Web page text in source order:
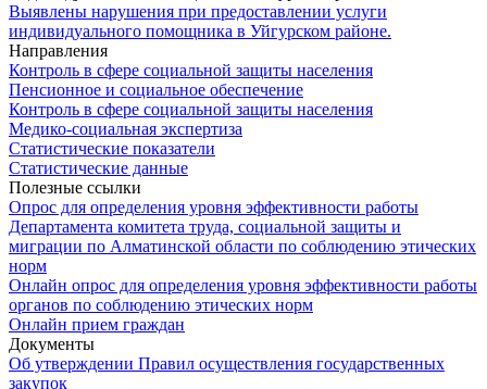
Выявлены нарушения при предоставлении услуги
индивидуального помощника в Уйгурском районе.
Направления
Контроль в сфере социальной защиты населения
Пенсионное и социальное обеспечение
Контроль в сфере социальной защиты населения
Медико-социальная экспертиза
Статистические показатели
Статистические данные
Полезные ссылки
Опрос для определения уровня эффективности работы
Департамента комитета труда, социальной защиты и
миграции по Алматинской области по соблюдению этических
норм
Онлайн опрос для определения уровня эффективности работы
органов по соблюдению этических норм
Онлайн прием граждан
Документы
Об утверждении Правил осуществления государственных
закупок